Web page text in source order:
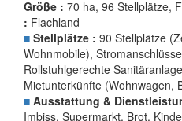
Größe : 70 ha, 96 Stellplätze,
: Flachland
■ Stellplätze : 90 Stellplätze
Wohnmobile),
Rollstuhlgerechte
Mietunterkünfte (Wohnwagen,
■ Ausstattung &
Imbiss, Supermarkt, Brot,